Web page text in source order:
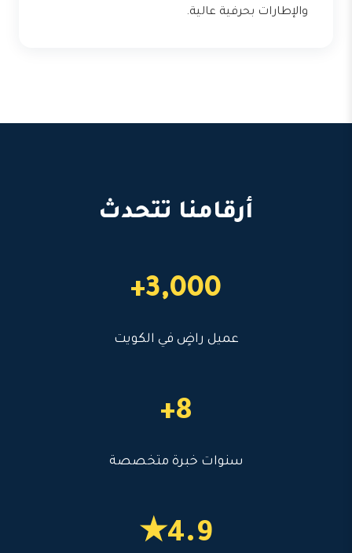
والإطارات بحرفية عالية.
أرقامنا تتحدث
3,000+
عميل راضٍ في الكويت
8+
سنوات خبرة متخصصة
4.9★